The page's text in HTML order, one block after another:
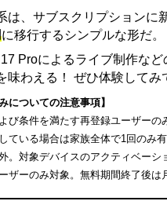
は、サブスクリプションに
に移行するシンプルな形だ。
Proによるライブ制作など
味わえる！ ぜひ体験してみ
についての注意事項】
び条件を満たす再登録ユーザー
ている場合は家族全体で1回のみ
。対象デバイスのアクティベー
ザーのみ対象。無料期間終了後